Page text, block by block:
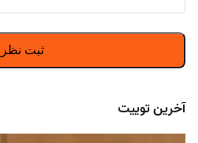
آخرین توییت